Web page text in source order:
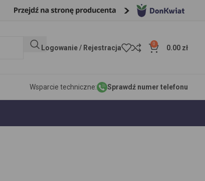
Logowanie / Rejestracja 0 0.00 zł
Wsparcie techniczne: Sprawdź numer telefonu